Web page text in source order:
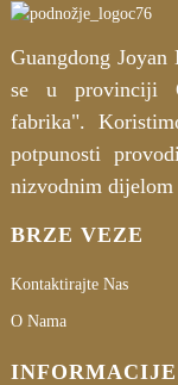
Guangdong
se u provinciji
fabrika".
potpunosti
nizvodnim dijelom
BRZE VEZE
Kontaktirajte Nas
O Nama
INFORMACIJE